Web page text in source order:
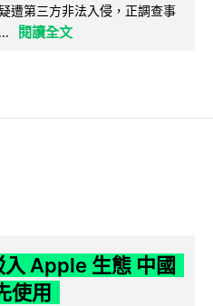
遭第三方非法入侵，正調查事
閱讀全文
Apple 生態 中國
使用